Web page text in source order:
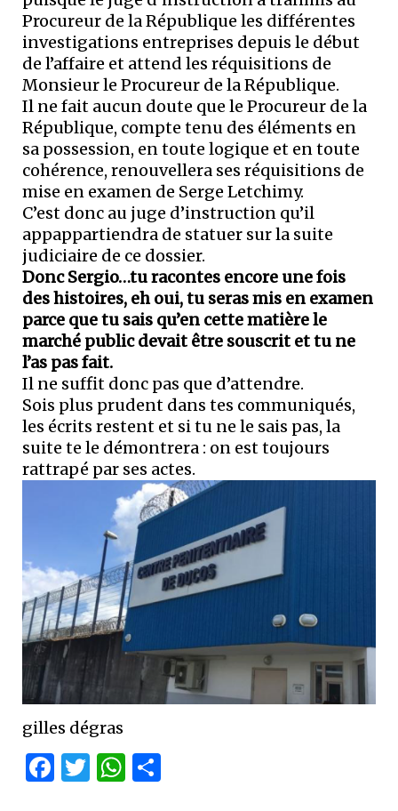
Procureur de la République les différentes
investigations entreprises depuis le début
de l’affaire et attend les réquisitions de
Monsieur le Procureur de la République.
Il ne fait aucun doute que le Procureur de la
République, compte tenu des éléments en
sa possession, en toute logique et en toute
cohérence, renouvellera ses réquisitions de
mise en examen de Serge Letchimy.
C’est donc au juge d’instruction qu’il
appappartiendra de statuer sur la suite
judiciaire de ce dossier.
Donc Sergio…tu racontes encore une fois
des histoires, eh oui, tu seras mis en examen
parce que tu sais qu’en cette matière le
marché public devait être souscrit et tu ne
l’as pas fait.
Il ne suffit donc pas que d’attendre.
Sois plus prudent dans tes communiqués,
les écrits restent et si tu ne le sais pas, la
suite te le démontrera : on est toujours
rattrapé par ses actes.
gilles dégras
Facebook
Twitter
WhatsApp